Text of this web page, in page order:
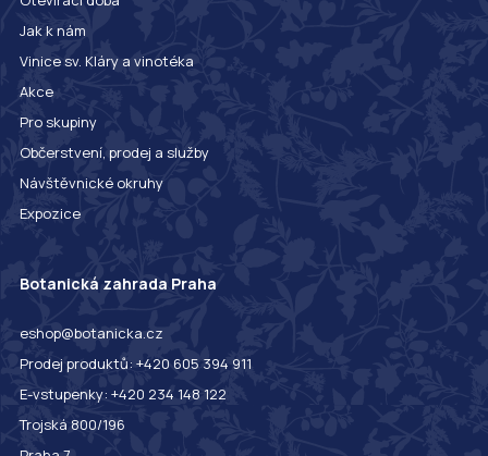
Jak k nám
Vinice sv. Kláry a vinotéka
Akce
Pro skupiny
Občerstvení, prodej a služby
Návštěvnické okruhy
Expozice
Botanická zahrada Praha
eshop@botanicka.cz
Prodej produktů: +420 605 394 911
E-vstupenky: +420 234 148 122
Trojská 800/196